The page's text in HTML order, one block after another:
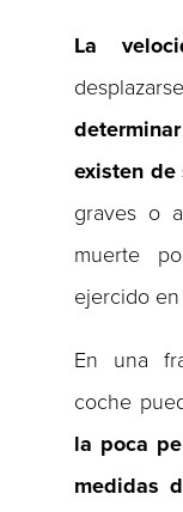
La
existen de
graves o
muerte
ejercido
En una
coche
la poca
medidas